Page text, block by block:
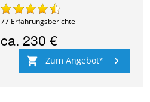
77 Erfahrungsberichte
ca. 230 €
Zum Angebot